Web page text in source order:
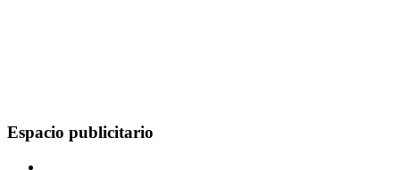
Espacio publicitario